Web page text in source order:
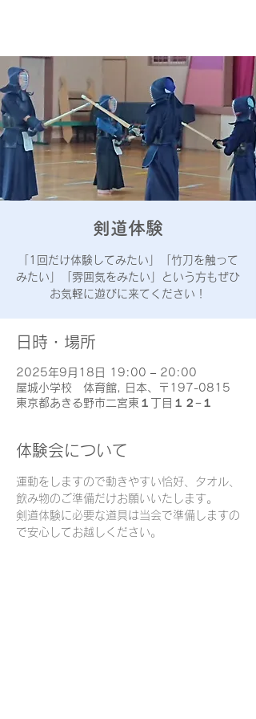
剣道体験
「1回だけ体験してみたい」「竹刀を触って
みたい」「雰囲気をみたい」という方もぜひ
お気軽に遊びに来てください！
日時・場所
2025年9月18日 19:00 – 20:00
屋城小学校 体育館, 日本、〒197-0815
東京都あきる野市二宮東１丁目１２−１
体験会について
運動をしますので動きやすい恰好、タオル、
飲み物のご準備だけお願いいたします。
剣道体験に必要な道具は当会で準備しますの
で安心してお越しください。